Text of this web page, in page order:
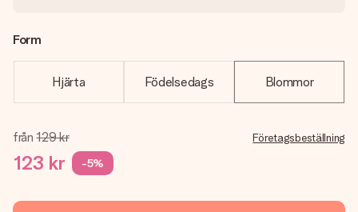
Form
Hjärta Födelsedags Blommor
från 129 kr
123 kr -5%
Företagsbeställning